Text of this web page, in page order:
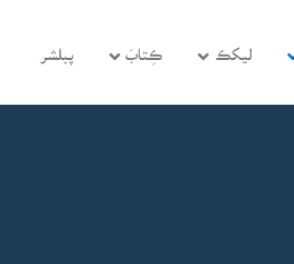
ليکڪ ڪِتابَ پبلشر